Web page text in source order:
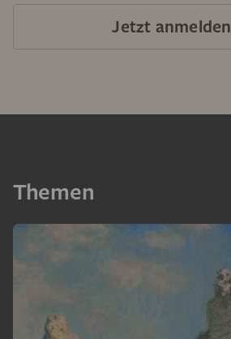
Jetzt anmelden
Themen